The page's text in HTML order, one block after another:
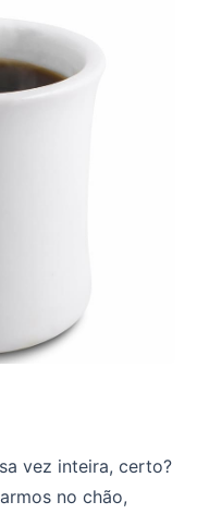
vez inteira, certo?
no chão,